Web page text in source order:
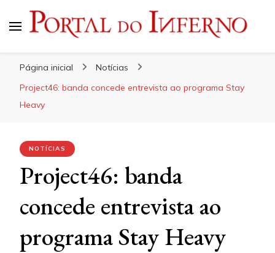
Página inicial
Notícias
Project46: banda concede entrevista ao programa Stay
Heavy
NOTÍCIAS
Project46: banda
concede entrevista ao
programa Stay Heavy